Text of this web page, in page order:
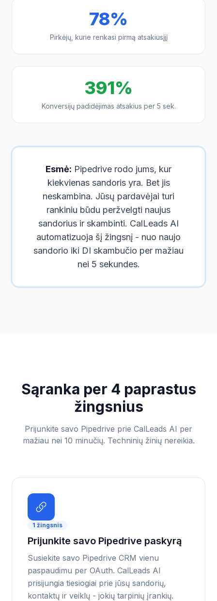
78%
Pirkėjų, kurie renkasi pirmą atsakiusįjį
391%
Konversijų padidėjimas atsakius per 5 sek.
Esmė: Pipedrive rodo jums, kur
kiekvienas sandoris yra. Bet jis
neskambina. Jūsų pardavėjai turi
rankiniu būdu peržvelgti naujus
sandorius ir skambinti. CalLeads AI
automatizuoja šį žingsnį - nuo naujo
sandorio iki DI skambučio per mažiau
nei 5 sekundes.
Sąranka per 4 paprastus
žingsnius
Prijunkite savo Pipedrive prie CalLeads AI per
mažiau nei 10 minučių. Techninių žinių nereikia.
1 žingsnis
Prijunkite savo Pipedrive paskyrą
Susiekite savo Pipedrive CRM vienu
paspaudimu per OAuth. CalLeads AI
prisijungia tiesiogiai prie jūsų sandorių,
kontaktų ir veiklų - jokių tarpinių įrankių.